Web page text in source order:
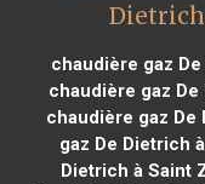
chaudière gaz
chaudière gaz De
chaudière gaz De
gaz De Dietrich
Dietrich à Saint